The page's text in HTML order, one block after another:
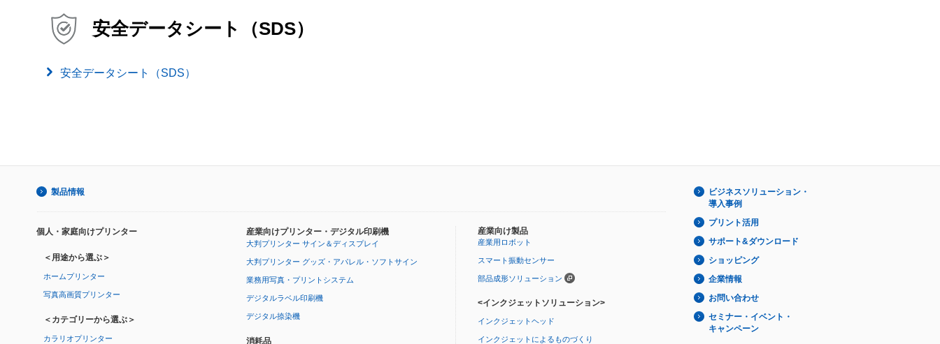
安全データシート（SDS）
安全データシート（SDS）
製品情報
個人・家庭向けプリンター
＜用途から選ぶ＞
ホームプリンター
写真高画質プリンター
＜カテゴリーから選ぶ＞
カラリオプリンター
産業向けプリンター・デジタル印刷機
大判プリンター サイン＆ディスプレイ
大判プリンター グッズ・アパレル・ソフトサイン
業務用写真・プリントシステム
デジタルラベル印刷機
デジタル捺染機
消耗品
産業向け製品
産業用ロボット
スマート振動センサー
部品成形ソリューション
<インクジェットソリューション>
インクジェットヘッド
インクジェットによるものづくり
ビジネスソリューション・
導入事例
プリント活用
サポート&ダウンロード
ショッピング
企業情報
お問い合わせ
セミナー・イベント・
キャンペーン